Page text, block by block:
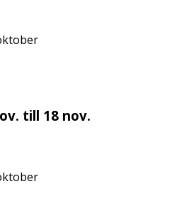
till 18 nov.